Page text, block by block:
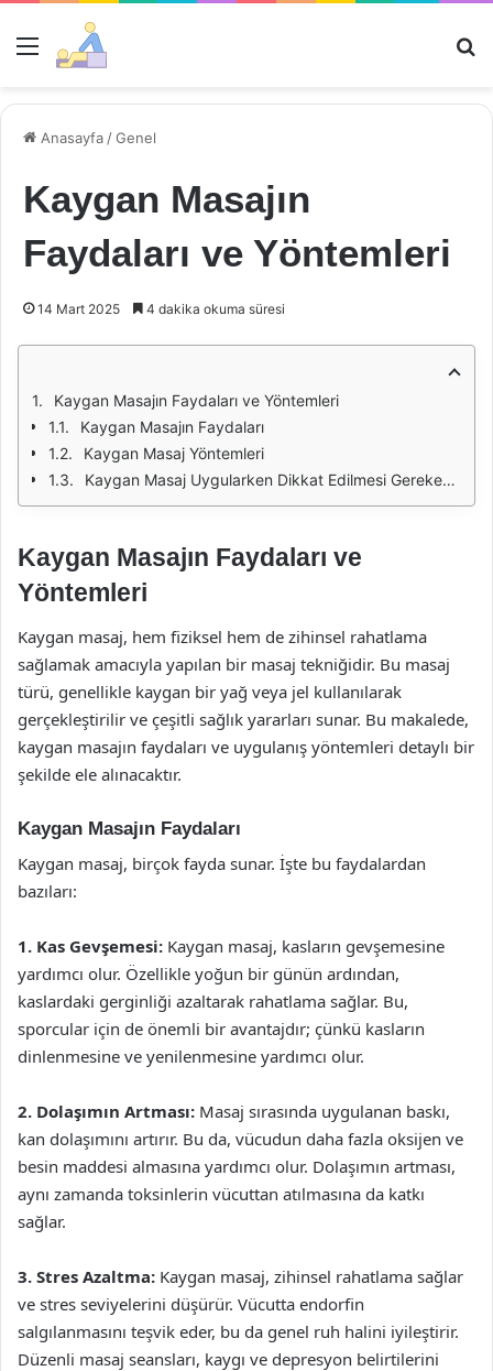
Menü
Anasayfa /Genel
Kaygan Masajın
Faydaları ve Yöntemleri
14 Mart 2025 4 dakika okuma süresi
Kaygan Masajın Faydaları ve Yöntemleri
Kaygan Masajın Faydaları
Kaygan Masaj Yöntemleri
Kaygan Masaj Uygularken Dikkat Edilmesi Gerekenler
Kaygan Masajın Faydaları ve
Yöntemleri
Kaygan masaj, hem fiziksel hem de zihinsel rahatlama
sağlamak amacıyla yapılan bir masaj tekniğidir. Bu masaj
türü, genellikle kaygan bir yağ veya jel kullanılarak
gerçekleştirilir ve çeşitli sağlık yararları sunar. Bu makalede,
kaygan masajın faydaları ve uygulanış yöntemleri detaylı bir
şekilde ele alınacaktır.
Kaygan Masajın Faydaları
Kaygan masaj, birçok fayda sunar. İşte bu faydalardan
bazıları:
1. Kas Gevşemesi: Kaygan masaj, kasların gevşemesine
yardımcı olur. Özellikle yoğun bir günün ardından,
kaslardaki gerginliği azaltarak rahatlama sağlar. Bu,
sporcular için de önemli bir avantajdır; çünkü kasların
dinlenmesine ve yenilenmesine yardımcı olur.
2. Dolaşımın Artması: Masaj sırasında uygulanan baskı,
kan dolaşımını artırır. Bu da, vücudun daha fazla oksijen ve
besin maddesi almasına yardımcı olur. Dolaşımın artması,
aynı zamanda toksinlerin vücuttan atılmasına da katkı
sağlar.
3. Stres Azaltma: Kaygan masaj, zihinsel rahatlama sağlar
ve stres seviyelerini düşürür. Vücutta endorfin
salgılanmasını teşvik eder, bu da genel ruh halini iyileştirir.
Düzenli masaj seansları, kaygı ve depresyon belirtilerini